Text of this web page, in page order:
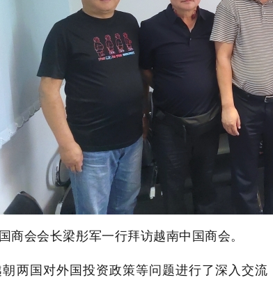
会会长梁彤军一行拜访越南中国商会。
两国对外国投资政策等问题进行了深入交